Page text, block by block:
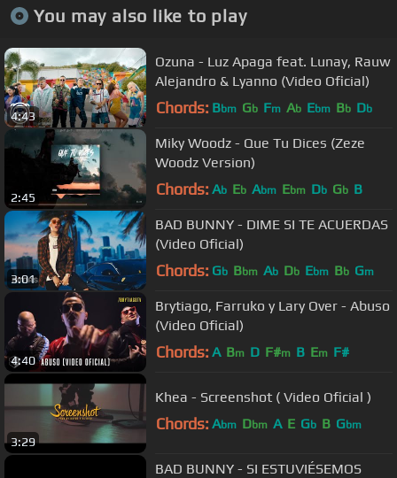
You may also like to play
4:43
Ozuna - Luz Apaga feat. Lunay, Rauw
Alejandro & Lyanno (Video Oficial)
Chords: Bbm Gb Fm Ab Ebm Bb Db
2:45
Miky Woodz - Que Tu Dices (Zeze
Woodz Version)
Chords: Ab Eb Abm Ebm Db Gb B
3:01
BAD BUNNY - DIME SI TE ACUERDAS
(Video Oficial)
Chords: Gb Bbm Ab Db Ebm Bb Gm
4:40
Brytiago, Farruko y Lary Over - Abuso
(Video Oficial)
Chords: A Bm D F#m B Em F#
3:29
Khea - Screenshot ( Video Oficial )
Chords: Abm Dbm A E Gb B Gbm
BAD BUNNY - SI ESTUVIÉSEMOS